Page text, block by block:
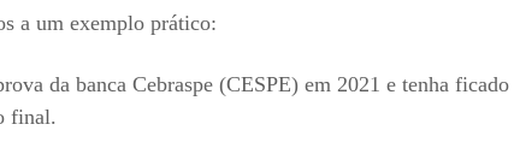
a um exemplo prático:
da banca Cebraspe (CESPE) em 2021 e tenha ficado
final.